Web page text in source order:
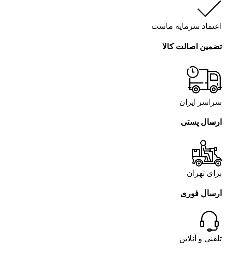
اعتماد سرمایه ماست
تضمین اصالت کالا
سراسر ایران
ارسال پستی
برای تهران
ارسال فوری
تلفنی و آنلاین